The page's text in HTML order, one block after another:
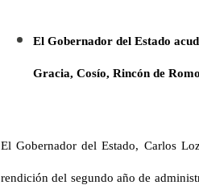
El Gobernador del Estado
Gracia, Cosío, Rincón de
El Gobernador del Estado, Carlos
rendición del segundo año de